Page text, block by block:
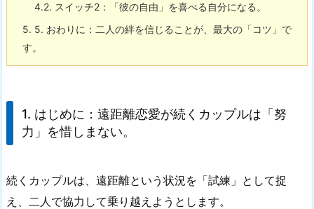
4.2. スイッチ2：「彼の自由」を喜べる自分になる。
5. 5. おわりに：二人の絆を信じることが、最大の「コツ」で
す。
1. はじめに：遠距離恋愛が続くカップルは「努
力」を惜しまない。
続くカップルは、遠距離という状況を「試練」として捉
え、二人で協力して乗り越えようとします。